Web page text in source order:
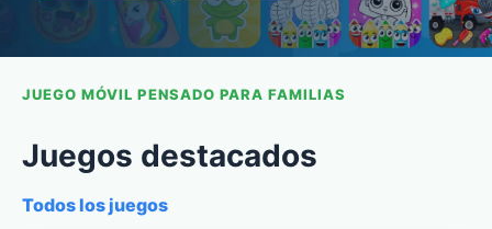
JUEGO MÓVIL PENSADO PARA FAMILIAS
Juegos destacados
Todos los juegos